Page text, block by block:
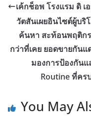
เค้กช็อพ โรงแรม ดิ เ
วัตสันเผยอินไซต์ผู้บริ
ค้นหา สะท้อนพฤติก
กว่าที่เคย ยอดขายกันแ
มองการป้องกันแ
Routine ที่คร
You May